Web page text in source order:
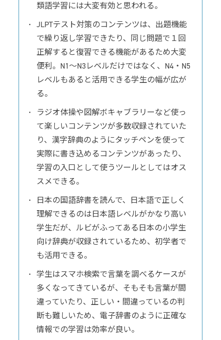
類語学習には大変有効と思われる。
JLPTテスト対策のコンテンツは、出題機能
で繰り返し学習できたり、同じ問題で１回
正解すると復習できる機能があるため大変
便利。N1～N3レベルだけではなく、N4・N5
レベルもあると活用できる学生の幅が広が
る。
ラジオ体操や図解ボキャブラリーなど使っ
て楽しいコンテンツが多数収録されていた
り、漢字辞典のようにタッチペンを使って
実際に書き込めるコンテンツがあったり、
学習の入口として使うツールとしてはオス
スメできる。
日本の国語辞書を読んで、日本語で正しく
理解できるのは日本語レベルがかなり高い
学生だが、ルビがふってある日本の小学生
向け辞典が収録されているため、初学者で
も活用できる。
学生はスマホ検索で言葉を調べるケースが
多くなってきているが、そもそも言葉が間
違っていたり、正しい・間違っているの判
断も難しいため、電子辞書のように正確な
情報での学習は効率が良い。